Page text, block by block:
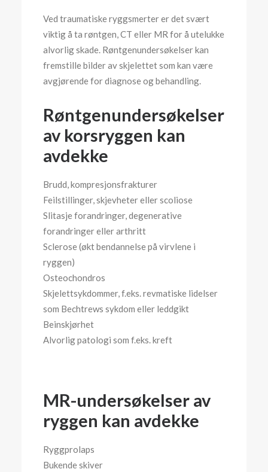
Ved traumatiske ryggsmerter er det svært
viktig å ta røntgen, CT eller MR for å utelukke
alvorlig skade. Røntgenundersøkelser kan
fremstille bilder av skjelettet som kan være
avgjørende for diagnose og behandling.
Røntgenundersøkelser
av korsryggen kan
avdekke
Brudd, kompresjonsfrakturer
Feilstillinger, skjevheter eller scoliose
Slitasje forandringer, degenerative
forandringer eller arthritt
Sclerose (økt bendannelse på virvlene i
ryggen)
Osteochondros
Skjelettsykdommer, f.eks. revmatiske lidelser
som Bechtrews sykdom eller leddgikt
Beinskjørhet
Alvorlig patologi som f.eks. kreft
MR-undersøkelser av
ryggen kan avdekke
Ryggprolaps
Bukende skiver